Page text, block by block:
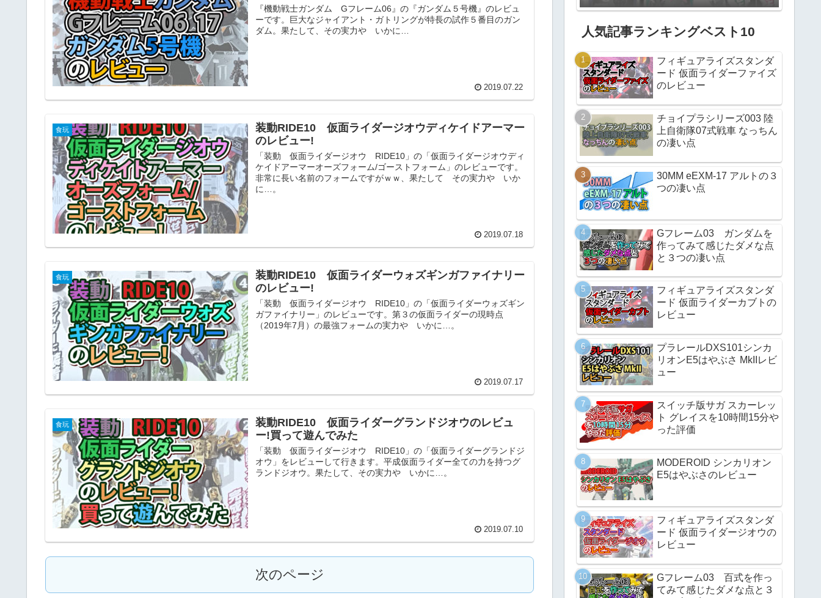
『機動戦士ガンダム Gフレーム06』の『ガンダム５号機』のレビュ
ーです。巨大なジャイアント・ガトリングが特長の試作５番目のガン
ダム。果たして、その実力や いかに…
2019.07.22
食玩
装動RIDE10 仮面ライダージオウディケイドアーマー
のレビュー!
「装動 仮面ライダージオウ RIDE10」の「仮面ライダージオウディ
ケイドアーマーオーズフォーム/ゴーストフォーム」のレビューです。
非常に長い名前のフォームですがｗｗ、果たして その実力や いか
に…。
2019.07.18
食玩
装動RIDE10 仮面ライダーウォズギンガファイナリー
のレビュー!
「装動 仮面ライダージオウ RIDE10」の「仮面ライダーウォズギン
ガファイナリー」のレビューです。第３の仮面ライダーの現時点
（2019年7月）の最強フォームの実力や いかに…。
2019.07.17
食玩
装動RIDE10 仮面ライダーグランドジオウのレビュ
ー!買って遊んでみた
「装動 仮面ライダージオウ RIDE10」の「仮面ライダーグランドジ
オウ」をレビューして行きます。平成仮面ライダー全ての力を持つグ
ランドジオウ。果たして、その実力や いかに…。
2019.07.10
次のページ
人気記事ランキングベスト10
フィギュアライズスタンダ
ード 仮面ライダーファイズ
のレビュー
チョイプラシリーズ003 陸
上自衛隊07式戦車 なっちん
の凄い点
30MM eEXM-17 アルトの３
つの凄い点
Gフレーム03 ガンダムを
作ってみて感じたダメな点
と３つの凄い点
フィギュアライズスタンダ
ード 仮面ライダーカブトの
レビュー
プラレールDXS101シンカ
リオンE5はやぶさ MkIIレビ
ュー
スイッチ版サガ スカーレッ
ト グレイスを10時間15分や
った評価
MODEROID シンカリオン
E5はやぶさのレビュー
フィギュアライズスタンダ
ード 仮面ライダージオウの
レビュー
Gフレーム03 百式を作っ
てみて感じたダメな点と３